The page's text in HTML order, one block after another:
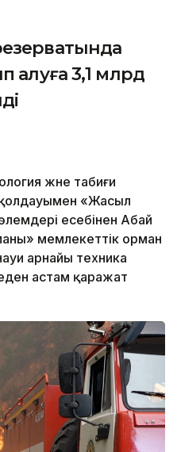
алуға 3,1 млрд
және табиғи
қолдауымен «Жасыл
есебінен Абай
мемлекеттік орман
арнайы техника
астам қаражат